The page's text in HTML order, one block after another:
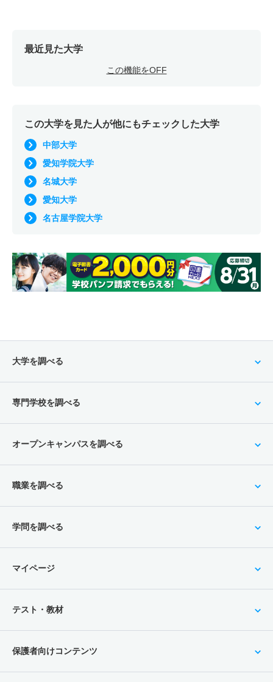
最近見た大学
この機能をOFF
この大学を見た人が他にもチェックした大学
中部大学
愛知学院大学
名城大学
愛知大学
名古屋学院大学
大学を調べる
専門学校を調べる
オープンキャンパスを調べる
職業を調べる
学問を調べる
マイページ
テスト・教材
保護者向けコンテンツ